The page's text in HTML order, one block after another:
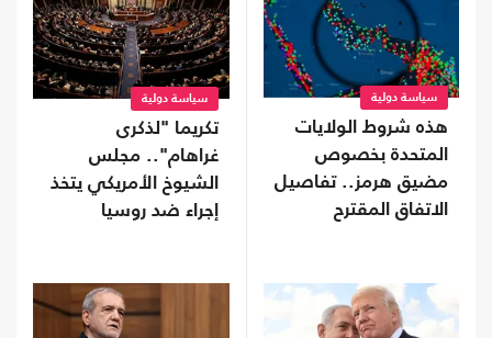
سياسة دولية
هذه شروط الولايات
المتحدة بخصوص
مضيق هرمز.. تفاصيل
الاتفاق المقترح
سياسة دولية
تكريما "لذكرى
غراهام".. مجلس
الشيوخ الأمريكي يتخذ
إجراء ضد روسيا